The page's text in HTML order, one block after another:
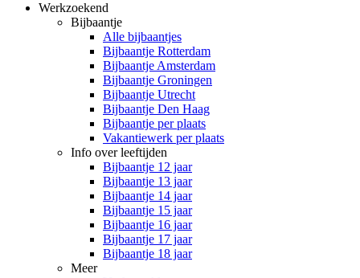
Werkzoekend
Bijbaantje
Alle bijbaantjes
Bijbaantje Rotterdam
Bijbaantje Amsterdam
Bijbaantje Groningen
Bijbaantje Utrecht
Bijbaantje Den Haag
Bijbaantje per plaats
Vakantiewerk per plaats
Info over leeftijden
Bijbaantje 12 jaar
Bijbaantje 13 jaar
Bijbaantje 14 jaar
Bijbaantje 15 jaar
Bijbaantje 16 jaar
Bijbaantje 17 jaar
Bijbaantje 18 jaar
Meer